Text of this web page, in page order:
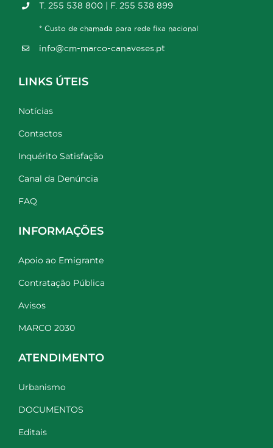
T. 255 538 800 | F. 255 538 899
* Custo de chamada para rede fixa nacional
info@cm-marco-canaveses.pt
LINKS ÚTEIS
Notícias
Contactos
Inquérito Satisfação
Canal da Denúncia
FAQ
INFORMAÇÕES
Apoio ao Emigrante
Contratação Pública
Avisos
MARCO 2030
ATENDIMENTO
Urbanismo
DOCUMENTOS
Editais